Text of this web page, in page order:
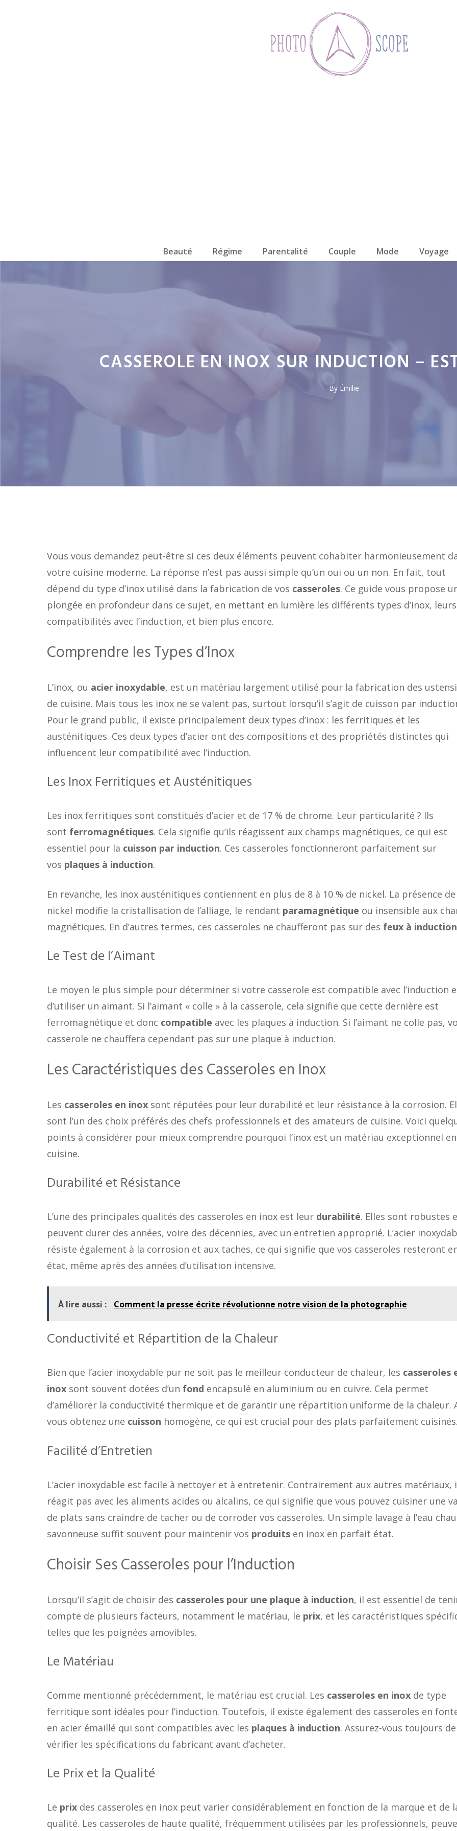
Beauté Régime Parentalité Couple Mode Voyage
CASSEROLE EN INOX SUR INDUCTION –
By Émilie
Vous vous demandez peut-être si ces deux éléments peuvent cohabiter harmonieusement
votre cuisine moderne. La réponse n’est pas aussi simple qu’un oui ou un non. En fait, tout
dépend du type d’inox utilisé dans la fabrication de vos casseroles. Ce guide vous propose
plongée en profondeur dans ce sujet, en mettant en lumière les différents types d’inox, leurs
compatibilités avec l’induction, et bien plus encore.
Comprendre les Types d’Inox
L’inox, ou acier inoxydable, est un matériau largement utilisé pour la fabrication des
de cuisine. Mais tous les inox ne se valent pas, surtout lorsqu’il s’agit de cuisson par
Pour le grand public, il existe principalement deux types d’inox : les ferritiques et les
austénitiques. Ces deux types d’acier ont des compositions et des propriétés distinctes qui
influencent leur compatibilité avec l’induction.
Les Inox Ferritiques et Austénitiques
Les inox ferritiques sont constitués d’acier et de 17 % de chrome. Leur particularité ? Ils
sont ferromagnétiques. Cela signifie qu’ils réagissent aux champs magnétiques, ce qui est
essentiel pour la cuisson par induction. Ces casseroles fonctionneront parfaitement sur
vos plaques à induction.
En revanche, les inox austénitiques contiennent en plus de 8 à 10 % de nickel. La présence de
nickel modifie la cristallisation de l’alliage, le rendant paramagnétique ou insensible aux
magnétiques. En d’autres termes, ces casseroles ne chaufferont pas sur des feux à induction
Le Test de l’Aimant
Le moyen le plus simple pour déterminer si votre casserole est compatible avec l’induction
d’utiliser un aimant. Si l’aimant « colle » à la casserole, cela signifie que cette dernière est
ferromagnétique et donc compatible avec les plaques à induction. Si l’aimant ne colle pas,
casserole ne chauffera cependant pas sur une plaque à induction.
Les Caractéristiques des Casseroles en Inox
Les casseroles en inox sont réputées pour leur durabilité et leur résistance à la corrosion.
sont l’un des choix préférés des chefs professionnels et des amateurs de cuisine. Voici
points à considérer pour mieux comprendre pourquoi l’inox est un matériau exceptionnel en
cuisine.
Durabilité et Résistance
L’une des principales qualités des casseroles en inox est leur durabilité. Elles sont robustes
peuvent durer des années, voire des décennies, avec un entretien approprié. L’acier
résiste également à la corrosion et aux taches, ce qui signifie que vos casseroles resteront
état, même après des années d’utilisation intensive.
À lire aussi : Comment la presse écrite révolutionne notre vision de la photographie
Conductivité et Répartition de la Chaleur
Bien que l’acier inoxydable pur ne soit pas le meilleur conducteur de chaleur, les casseroles
inox sont souvent dotées d’un fond encapsulé en aluminium ou en cuivre. Cela permet
d’améliorer la conductivité thermique et de garantir une répartition uniforme de la chaleur.
vous obtenez une cuisson homogène, ce qui est crucial pour des plats parfaitement cuisinés.
Facilité d’Entretien
L’acier inoxydable est facile à nettoyer et à entretenir. Contrairement aux autres matériaux,
réagit pas avec les aliments acides ou alcalins, ce qui signifie que vous pouvez cuisiner une
de plats sans craindre de tacher ou de corroder vos casseroles. Un simple lavage à l’eau
savonneuse suffit souvent pour maintenir vos produits en inox en parfait état.
Choisir Ses Casseroles pour l’Induction
Lorsqu’il s’agit de choisir des casseroles pour une plaque à induction, il est essentiel de
compte de plusieurs facteurs, notamment le matériau, le prix, et les caractéristiques
telles que les poignées amovibles.
Le Matériau
Comme mentionné précédemment, le matériau est crucial. Les casseroles en inox de type
ferritique sont idéales pour l’induction. Toutefois, il existe également des casseroles en
en acier émaillé qui sont compatibles avec les plaques à induction. Assurez-vous toujours de
vérifier les spécifications du fabricant avant d’acheter.
Le Prix et la Qualité
Le prix des casseroles en inox peut varier considérablement en fonction de la marque et de
qualité. Les casseroles de haute qualité, fréquemment utilisées par les professionnels,